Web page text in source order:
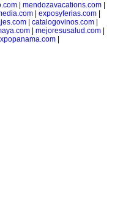
| mendozavacations.com|
exposyferias.com
catalogovinos.com
| mejoresusalud.com|